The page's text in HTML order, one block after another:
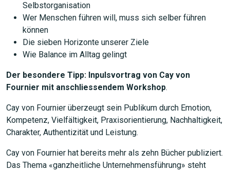
Selbstorganisation
Wer Menschen führen will, muss sich selber führen
können
Die sieben Horizonte unserer Ziele
Wie Balance im Alltag gelingt
Der besondere Tipp: Inpulsvortrag von Cay von
Fournier mit anschliessendem Workshop.
Cay von Fournier überzeugt sein Publikum durch Emotion,
Kompetenz, Vielfältigkeit, Praxisorientierung, Nachhaltigkeit,
Charakter, Authentizität und Leistung.
Cay von Fournier hat bereits mehr als zehn Bücher publiziert.
Das Thema «ganzheitliche Unternehmensführung» steht
JETZT SUCHEN